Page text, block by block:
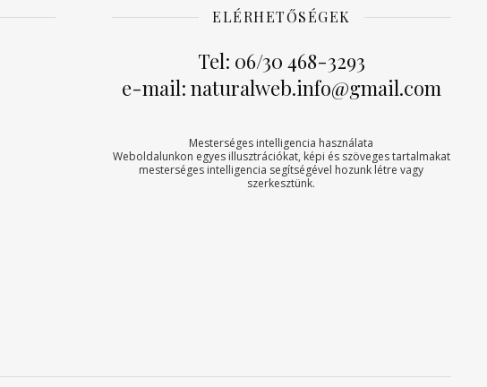
ELÉRHETŐSÉGEK
Tel: 06/30 468-3293
e-mail: naturalweb.info@gmail.com
Mesterséges intelligencia használata
Weboldalunkon egyes illusztrációkat, képi és szöveges tartalmakat
mesterséges intelligencia segítségével hozunk létre vagy
szerkesztünk.